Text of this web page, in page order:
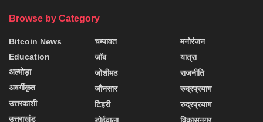
Browse by Category
Bitcoin News
Education
अल्मोड़ा
अवर्गीकृत
उत्तरकाशी
उत्तराखंड
चम्पावत
जॉब
जोशीमठ
जौनसार
टिहरी
मनोरंजन
यात्रा
राजनीति
रुद्रप्रयाग
रुद्रप्रयाग